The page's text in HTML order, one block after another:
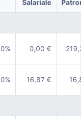
Salariale
0,00 €
16,87 €